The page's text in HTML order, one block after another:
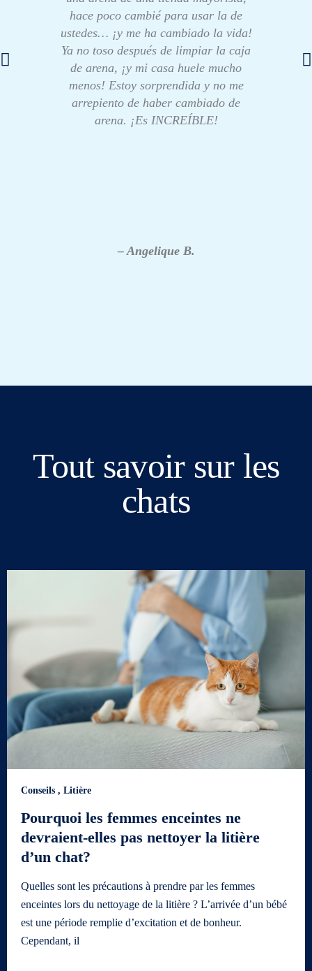
hace poco cambié para usar la de
ustedes… ¡y me ha cambiado la vida!
Ya no toso después de limpiar la caja
de arena, ¡y mi casa huele mucho
menos! Estoy sorprendida y no me
arrepiento de haber cambiado de
arena. ¡Es INCREÍBLE!
– Angelique B.
Tout savoir sur les
chats
Conseils , Litière
Pourquoi les femmes enceintes ne
devraient-elles pas nettoyer la litière
d’un chat?
Quelles sont les précautions à prendre par les femmes
enceintes lors du nettoyage de la litière ? L’arrivée d’un bébé
est une période remplie d’excitation et de bonheur.
Cependant, il